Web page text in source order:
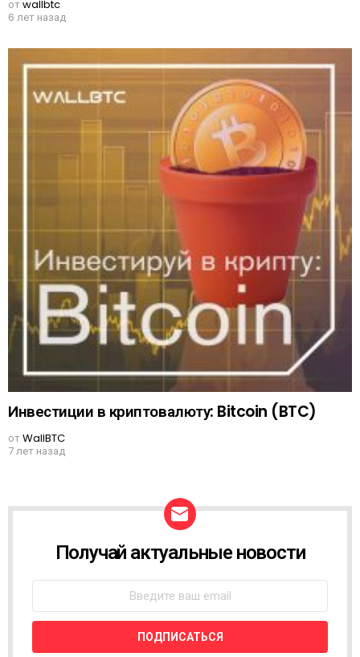
отwallbtc
6 лет назад
Инвестиции в криптовалюту: Bitcoin (BTC)
отWallBTC
7 лет назад
W
L
T
Получай актуальные новости